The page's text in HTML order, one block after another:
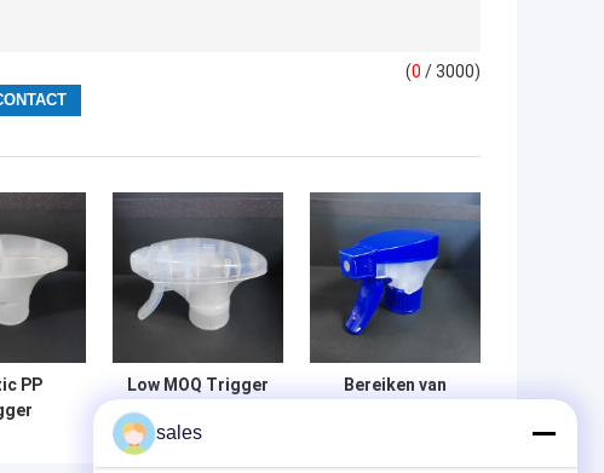
(0 / 3000)
PP
Low MOQ Trigger
Pump Sprayer met
10000pcs voor
Bereiken van
sales